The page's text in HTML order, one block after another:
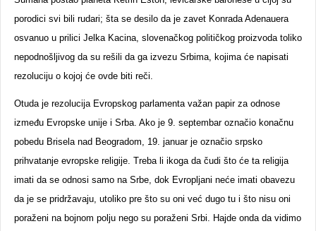
porodici svi bili rudari; šta se desilo da je zavet Konrada Adenauera
osvanuo u prilici Jelka Kacina, slovenačkog političkog proizvoda toliko
nepodnošljivog da su rešili da ga izvezu Srbima, kojima će napisati
rezoluciju o kojoj će ovde biti reči.
Otuda je rezolucija Evropskog parlamenta važan papir za odnose
između Evropske unije i Srba. Ako je 9. septembar označio konačnu
pobedu Brisela nad Beogradom, 19. januar je označio srpsko
prihvatanje evropske religije. Treba li ikoga da čudi što će ta religija
imati da se odnosi samo na Srbe, dok Evropljani neće imati obavezu
da je se pridržavaju, utoliko pre što su oni već dugo tu i što nisu oni
poraženi na bojnom polju nego su poraženi Srbi. Hajde onda da vidimo